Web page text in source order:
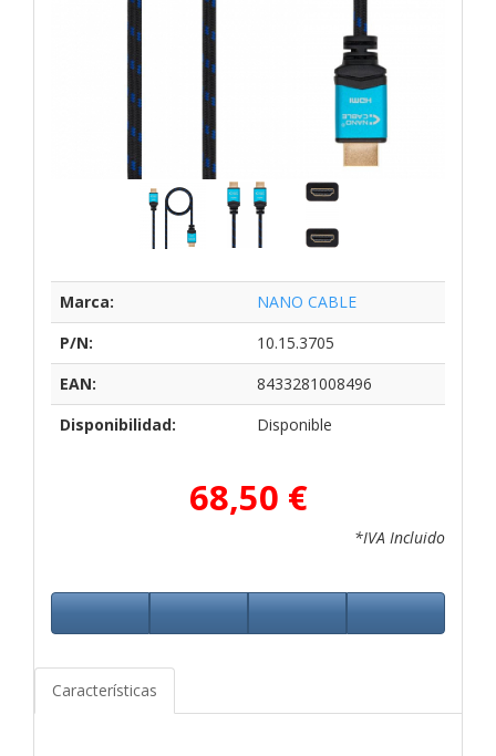
Marca:
NANO CABLE
P/N:
10.15.3705
EAN:
8433281008496
Disponibilidad:
Disponible
68,50 €
*IVA Incluido
Características